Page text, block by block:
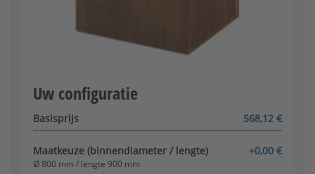
Roestvrijstalen grillrooster
Uw configuratie
Basisprijs 568,12 €
Maatkeuze (binnendiameter / lengte) +0,00 €
Ø 800 mm / lengte 900 mm
Configurator wordt geladen